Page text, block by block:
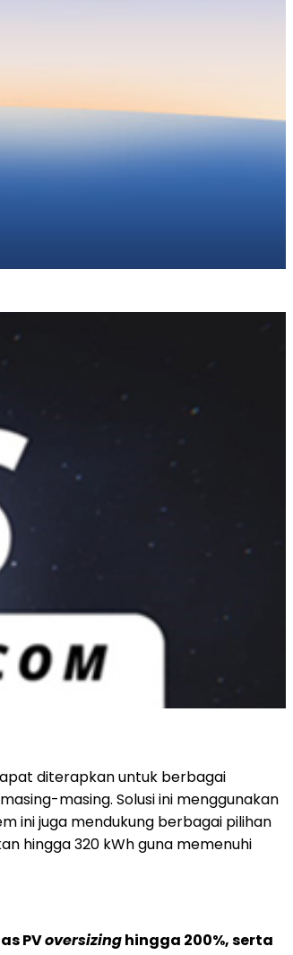
diterapkan untuk berbagai
masing. Solusi ini menggunakan
ini juga mendukung berbagai pilihan
hingga 320 kWh guna memenuhi
PVoversizinghingga 200%, serta